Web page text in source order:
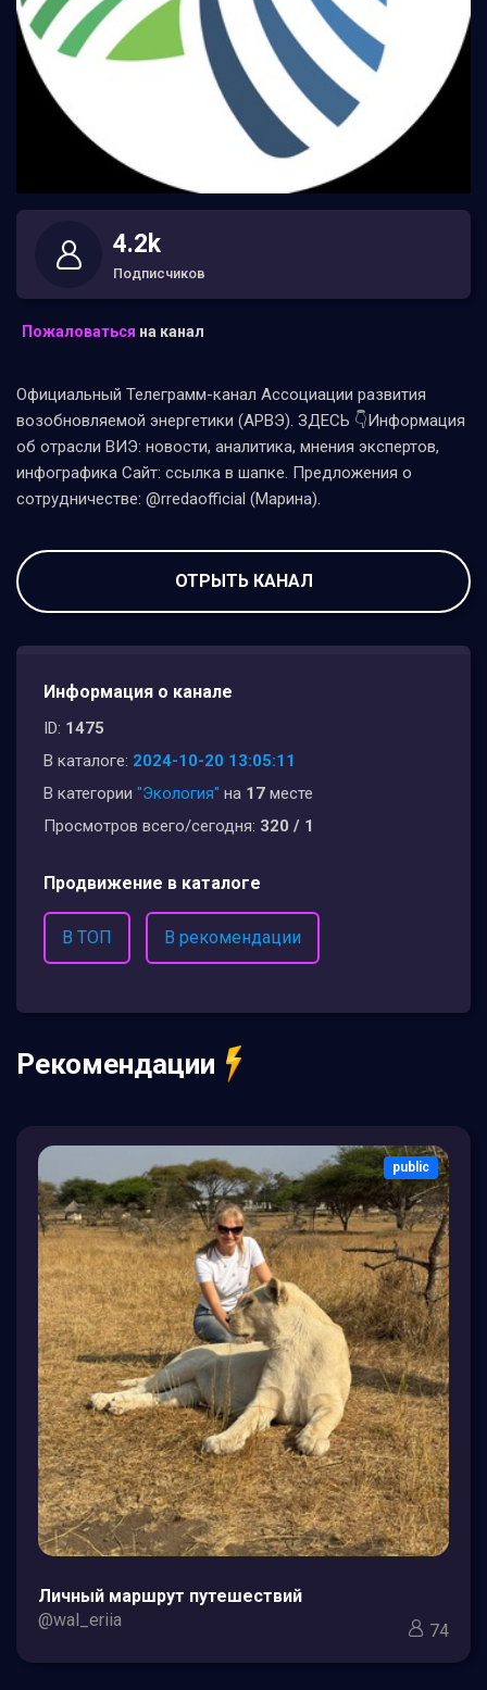
4.2k
Подписчиков
Пожаловаться на канал
Официальный Телеграмм-канал Ассоциации развития
возобновляемой энергетики (АРВЭ). ЗДЕСЬ 👇Информация
об отрасли ВИЭ: новости, аналитика, мнения экспертов,
инфографика Сайт: ссылка в шапке. Предложения о
сотрудничестве: @rredaofficial (Марина).
ОТРЫТЬ КАНАЛ
Информация о канале
ID: 1475
В каталоге: 2024-10-20 13:05:11
В категории "Экология" на 17 месте
Просмотров всего/сегодня: 320 / 1
Продвижение в каталоге
В ТОП В рекомендации
Рекомендации
public
Личный маршрут путешествий
@wal_eriia
74